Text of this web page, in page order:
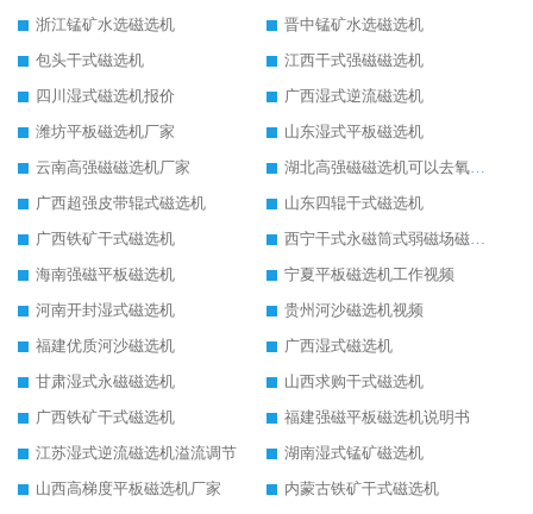
浙江锰矿水选磁选机
晋中锰矿水选磁选机
包头干式磁选机
江西干式强磁磁选机
四川湿式磁选机报价
广西湿式逆流磁选机
潍坊平板磁选机厂家
山东湿式平板磁选机
云南高强磁磁选机厂家
湖北高强磁磁选机可以去氧化铝
广西超强皮带辊式磁选机
山东四辊干式磁选机
广西铁矿干式磁选机
西宁干式永磁筒式弱磁场磁选机结构图
海南强磁平板磁选机
宁夏平板磁选机工作视频
河南开封湿式磁选机
贵州河沙磁选机视频
福建优质河沙磁选机
广西湿式磁选机
甘肃湿式永磁磁选机
山西求购干式磁选机
广西铁矿干式磁选机
福建强磁平板磁选机说明书
江苏湿式逆流磁选机溢流调节
湖南湿式锰矿磁选机
山西高梯度平板磁选机厂家
内蒙古铁矿干式磁选机